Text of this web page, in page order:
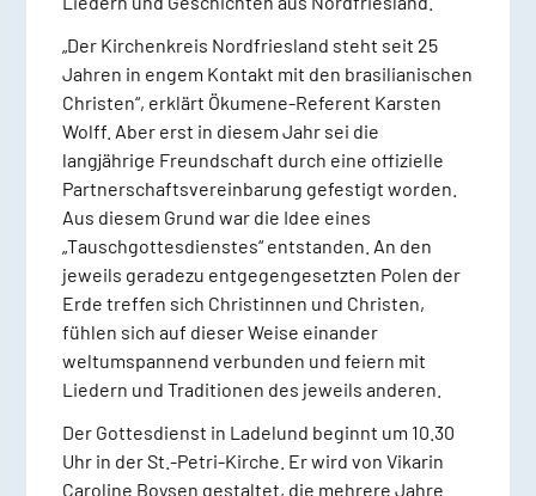
„Der Kirchenkreis Nordfriesland steht seit 25
Jahren in engem Kontakt mit den brasilianischen
Christen“, erklärt Ökumene-Referent Karsten
Wolff. Aber erst in diesem Jahr sei die
langjährige Freundschaft durch eine offizielle
Partnerschaftsvereinbarung gefestigt worden.
Aus diesem Grund war die Idee eines
„Tauschgottesdienstes“ entstanden. An den
jeweils geradezu entgegengesetzten Polen der
Erde treffen sich Christinnen und Christen,
fühlen sich auf dieser Weise einander
weltumspannend verbunden und feiern mit
Liedern und Traditionen des jeweils anderen.
Der Gottesdienst in Ladelund beginnt um 10.30
Uhr in der St.-Petri-Kirche. Er wird von Vikarin
Caroline Boysen gestaltet, die mehrere Jahre